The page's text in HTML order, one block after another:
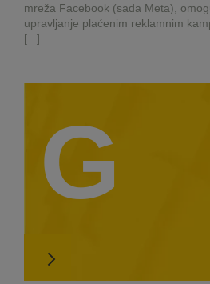
mreža Facebook (sada Meta),
upravljanje plaćenim reklamnim
[...]
G